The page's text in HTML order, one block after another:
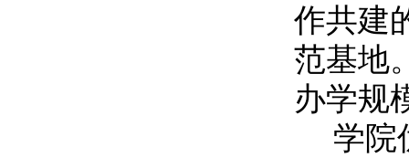
作共建
范基地
办学规
学院